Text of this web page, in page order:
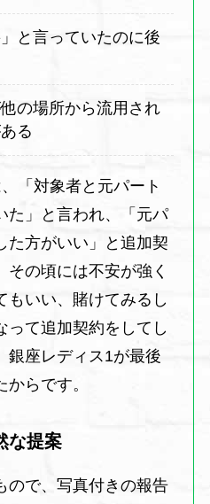
と言っていたのに後
の場所から流用され
る
「対象者と元パート
た」と言われ、「元パ
た方がいい」と追加契
の頃には不安が強く
もいい、賭けてみるし
って追加契約をしてし
銀座レディス1が最後
らです。
な提案
ので、写真付きの報告